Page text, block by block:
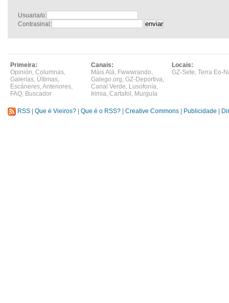
Usuaria/o:
Contrasinal:
Primeira:
Opinión, Columnas,
Galerías, Últimas,
Escáneres,Anteriores,
FAQ, Buscador
Canais:
Máis Alá, Fwwwrando,
Galego.org, GZ-Deportiva,
Canal Verde, Lusofonía,
Irimia, Cartafol , Murguía
Locais:
GZ-Sete, Terra Eo-
RSS Que é Vieiros? Que é o RSS? Creative Commons Publicidade